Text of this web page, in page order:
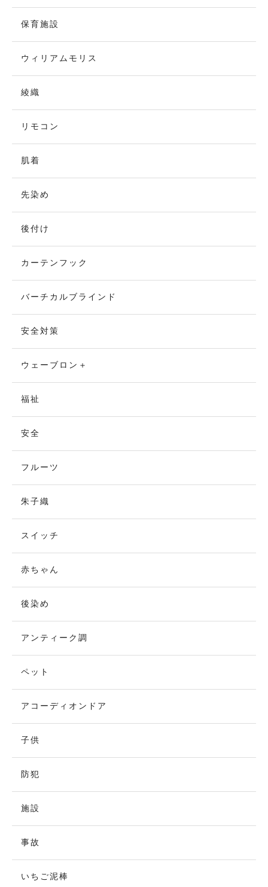
保育施設
ウィリアムモリス
綾織
リモコン
肌着
先染め
後付け
カーテンフック
バーチカルブラインド
安全対策
ウェーブロン＋
福祉
安全
フルーツ
朱子織
スイッチ
赤ちゃん
後染め
アンティーク調
ペット
アコーディオンドア
子供
防犯
施設
事故
いちご泥棒